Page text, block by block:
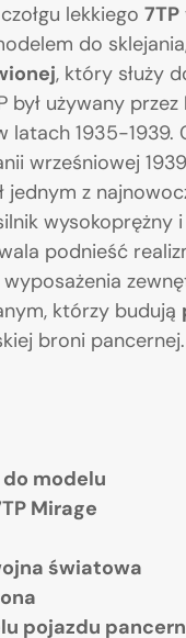
lekkiego 7TP
do
, który służy
był używany przez
latach 1935-1939.
wrześniowej
jednym z
podnieść
którzy budują
broni pancernej.
modelu
Mirage
światowa
pojazdu